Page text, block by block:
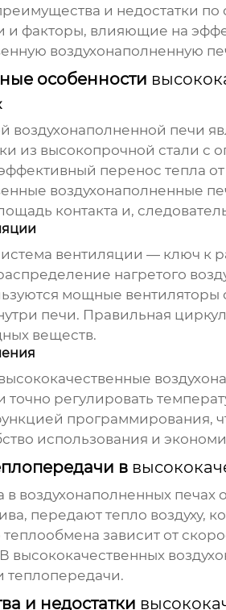
и недостатки
и факторы, влияющие на
воздухонаполненную
особенности
печи
из высокопрочной стали с
перенос тепла
воздухонаполненные
контакта и,
вентиляции — ключ к
нагретого
мощные
печи. Правильная
веществ.
регулировать
программирования,
использования и
в
в воздухонаполненных
передают тепло воздуху,
теплообмена зависит от
высококачественных
теплопередачи.
и недостатки